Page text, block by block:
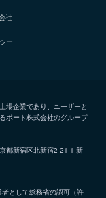
社
ー
場企業であり、ユーザーと
ポート株式会社のグループ
都新宿区北新宿2-21-1 新
として総務省の認可（許